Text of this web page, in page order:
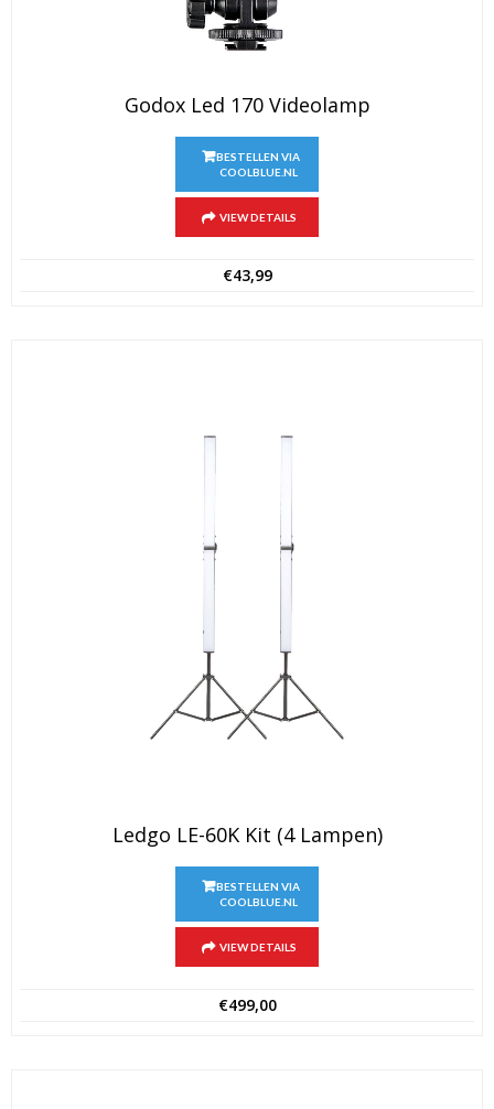
Godox Led 170 Videolamp
BESTELLEN VIA
COOLBLUE.NL
VIEW DETAILS
€43,99
Ledgo LE-60K Kit (4 Lampen)
BESTELLEN VIA
COOLBLUE.NL
VIEW DETAILS
€499,00